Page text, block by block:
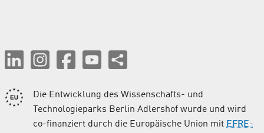
Die Entwicklung des Wissenschafts- und
Technologieparks Berlin Adlershof wurde und wird
co-finanziert durch die Europäische Union mit EFRE-